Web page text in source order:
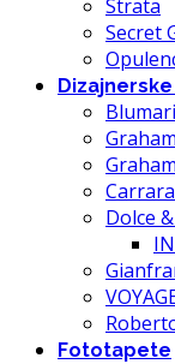
Strata
Secret
Dolce
Fototapete